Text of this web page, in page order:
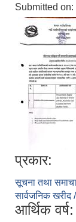
Submitted on:
प्रकार:
सूचना तथा
सार्वजनिक
आर्थिक वर्ष: